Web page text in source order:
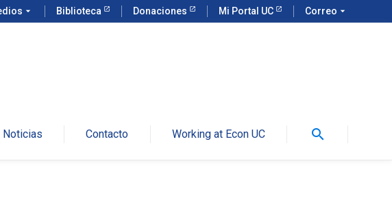
arrow_drop_down Biblioteca Donaciones Mi Portal UC Correo arrow_drop_down
Noticias Contacto Working at Econ UC search